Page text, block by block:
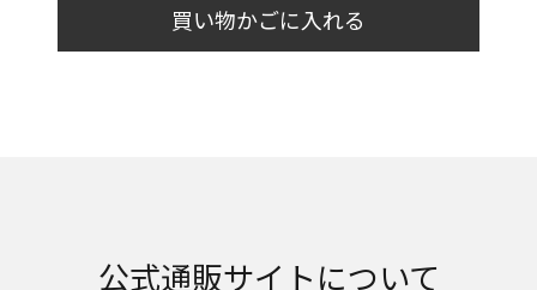
買い物かごに入れる
公式通販サイトについて